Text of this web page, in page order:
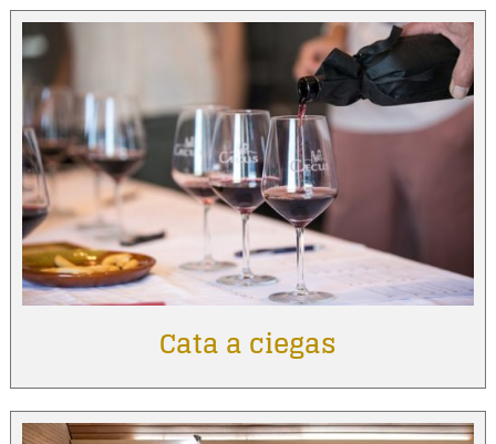
Cata a ciegas